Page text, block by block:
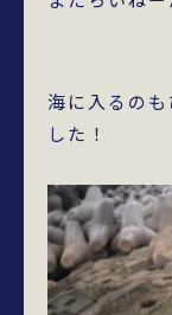
海に入るの
した！